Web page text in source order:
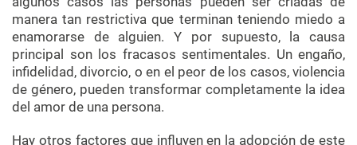
manera tan restrictiva que terminan teniendo miedo a
enamorarse de alguien. Y por supuesto, la causa
principal son los fracasos sentimentales. Un engaño,
infidelidad, divorcio, o en el peor de los casos, violencia
de género, pueden transformar completamente la idea
del amor de una persona.
Hay otros factores que influyen en la adopción de este